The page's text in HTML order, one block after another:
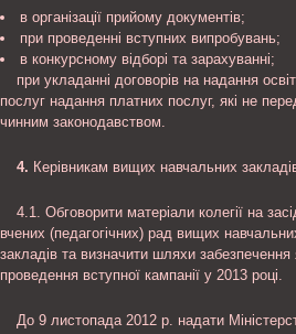
в організації прийому документів;
при проведенні вступних випробувань;
в конкурсному відборі та зарахуванні;
при укладанні договорів на надання
послуг надання платних послуг, які не
чинним законодавством.
4. Керівникам вищих навчальних
4.1. Обговорити матеріали колегії на
вчених (педагогічних) рад вищих
закладів та визначити шляхи забезпечення
проведення вступної кампанії у 2013 році.
До 9 листопада 2012 р. надати